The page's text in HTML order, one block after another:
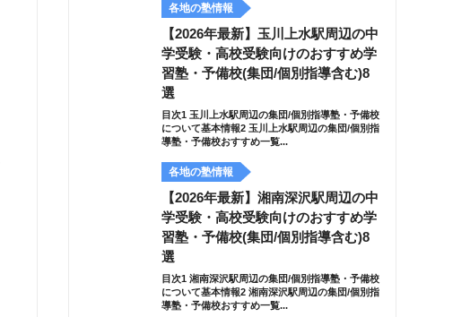
各地の塾情報
【2026年最新】玉川上水駅周辺の中
学受験・高校受験向けのおすすめ学
習塾・予備校(集団/個別指導含む)8
選
目次1 玉川上水駅周辺の集団/個別指導塾・予備校
について基本情報2 玉川上水駅周辺の集団/個別指
導塾・予備校おすすめ一覧...
各地の塾情報
【2026年最新】湘南深沢駅周辺の中
学受験・高校受験向けのおすすめ学
習塾・予備校(集団/個別指導含む)8
選
目次1 湘南深沢駅周辺の集団/個別指導塾・予備校
について基本情報2 湘南深沢駅周辺の集団/個別指
導塾・予備校おすすめ一覧...